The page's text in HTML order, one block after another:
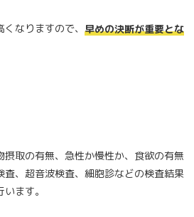
なりますので、 早めの決断が重要とな
摂取の有無、急性か慢性か、食欲の有無
査、超音波検査、細胞診などの検査結果
ます。